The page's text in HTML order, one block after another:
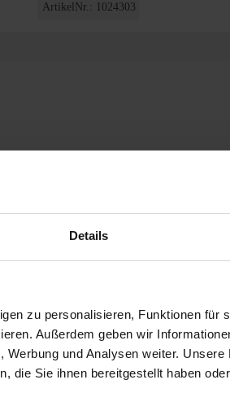
Details
zu personalisieren, Funktionen für
Außerdem geben wir
und Analysen weiter.
die Sie ihnen bereitgestellt haben
ArtikelNr.: 1024303
Objektiv dreht
betrachtet werden kann.
66mm, Schwenkkopfdurchmesser 45mm
10mm